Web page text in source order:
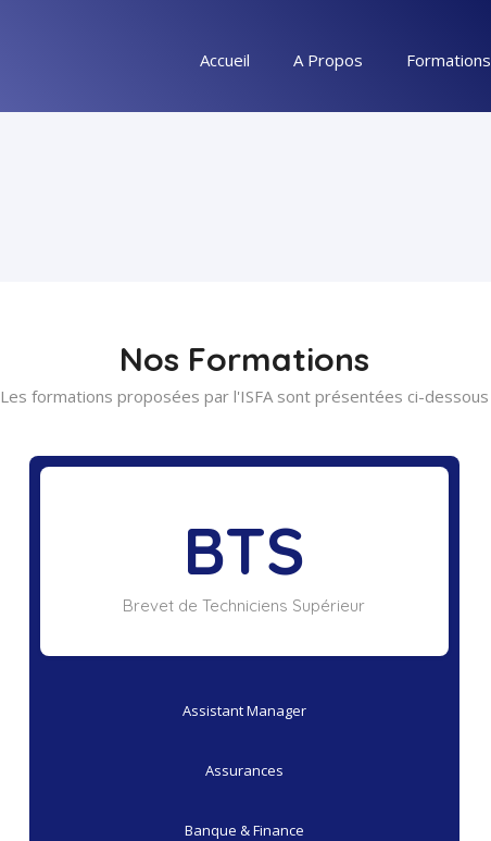
Accueil A Propos Formations
Nos Formations
Les formations proposées par l'ISFA sont présentées ci-dessous
BTS
Brevet de Techniciens Supérieur
Assistant Manager
Assurances
Banque & Finance